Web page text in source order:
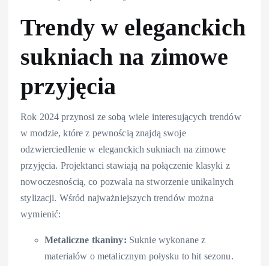
Trendy w eleganckich
sukniach na zimowe
przyjęcia
Rok 2024 przynosi ze sobą wiele interesujących trendów
w modzie, które z pewnością znajdą swoje
odzwierciedlenie w eleganckich sukniach na zimowe
przyjęcia. Projektanci stawiają na połączenie klasyki z
nowoczesnością, co pozwala na stworzenie unikalnych
stylizacji. Wśród najważniejszych trendów można
wymienić:
Metaliczne tkaniny: Suknie wykonane z
materiałów o metalicznym połysku to hit sezonu.